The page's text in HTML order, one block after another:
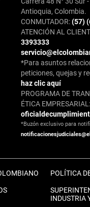
Antioquia, Colombia.
CONMUTADOR:(57)
ATENCIÓN AL
3393333
*Para asuntos
peticiones, quejas y
haz clic aquí
PROGRAMA DE
ÉTICA EMPRESARIAL:
*Buzón exclusivo para
POLÍTICA
INDUSTRIA